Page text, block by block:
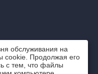
обслуживания на
cookie. Продолжая его
с тем, что файлы